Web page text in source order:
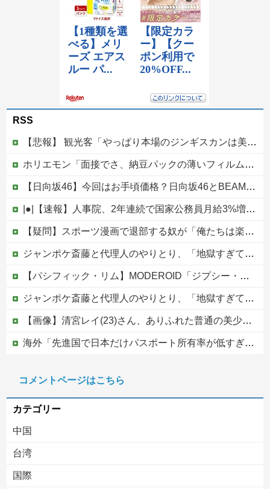
RSS
【悲報】 観光客「やっぱり本場のジンギスカンは美味い！」道民ワイ「ぷっｗｗｗｗ」
ホリエモン「面接でさ、納豆パックの薄いフィルムって何のために入っていの？って聞くわけ」
【日向坂46】今回はお手頃価格？日向坂46とBEAMSのコラボが決定！！
|●|【速報】人事院、2年連続で国家公務員月給3%増の「1万5056円」引き上げ勧告 2年で6%超え
【疑問】スポーツ漫画で退部する奴が「俺たちは楽しくやりたかったんだよ」って言い出す理由ｗｗｗｗｗ他
ジャンポケ斎藤と代理人のやりとり、「地獄すぎて完全にコントになってる……」と衝撃を受ける人が続出中
【パシフィック・リム】MODEROID「ジプシー・デンジャー」プラモデル【10日予約開始】
ジャンポケ斎藤と代理人のやりとり、「地獄すぎて完全にコントになってる……」と衝撃を受ける人が続出中
【画像】清宮レイ(23)さん、ありふれた普通の美少女になる
海外「先進国で日本だけパスポート所有率が低すぎる、何故なのか」
【移民政策反対】イオンの売り場で唐揚げを食う中国人の子供
コメントページはこちら
カテゴリー
中国
台湾
国際